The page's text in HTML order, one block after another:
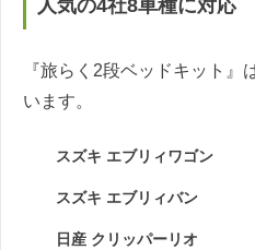
人気の4社8車種に対応
『旅らく2段ベッドキット』
います。
スズキ エブリィワゴン
スズキ エブリィバン
日産 クリッパーリオ